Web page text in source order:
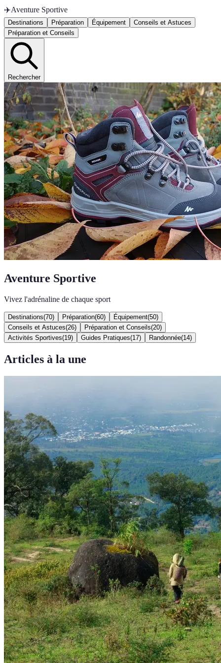
✈️Aventure Sportive
Destinations Préparation Équipement
Conseils et Astuces
Préparation et Conseils
Rechercher
Aventure Sportive
Vivez l'adrénaline de chaque sport
Destinations(70) Préparation(60) Équipement(50)
Conseils et Astuces(26) Préparation et Conseils(20)
Activités Sportives(19) Guides Pratiques(17) Randonnée(14)
Articles à la une